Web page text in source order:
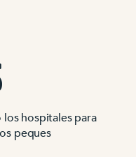
hospitales para
peques